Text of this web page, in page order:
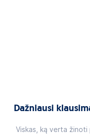
Dažniausi
Viskas, ką verta